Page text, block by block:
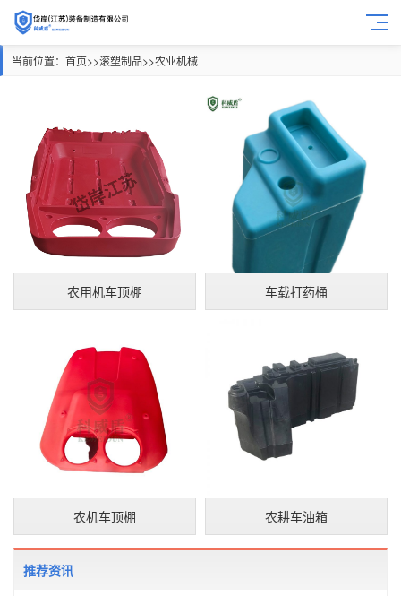
当前位置： 首页>>滚塑制品>>农业机械
农用机车顶棚 车载打药桶
农机车顶棚 农耕车油箱
推荐资讯